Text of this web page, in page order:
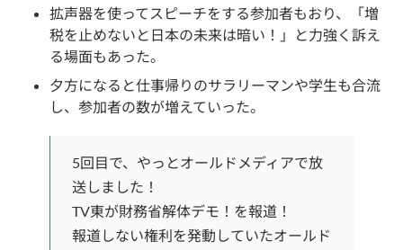
拡声器を使ってスピーチをする参加者もおり、「増
税を止めないと日本の未来は暗い！」と力強く訴え
る場面もあった。
夕方になると仕事帰りのサラリーマンや学生も合流
し、参加者の数が増えていった。
5回目で、やっとオールドメディアで放
送しました！
TV東が財務省解体デモ！を報道！
報道しない権利を発動していたオールド